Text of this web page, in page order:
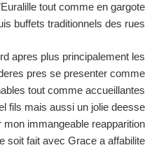
tout comme en gargote
buffets traditionnels des rues
apres plus principalement les
pres se presenter comme
tout comme accueillantes
fils mais aussi un jolie deesse
mon immangeable reapparition
soit fait avec Grace a affabilite